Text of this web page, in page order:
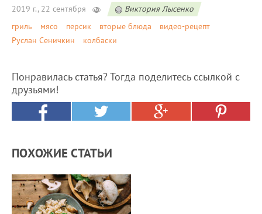
2019 г., 22 сентября
Виктория Лысенко
гриль
мясо персик вторые блюда
видео-рецепт
Руслан Сеничкин
колбаски
Понравилась статья? Тогда поделитесь ссылкой с
друзьями!
ПОХОЖИЕ СТАТЬИ